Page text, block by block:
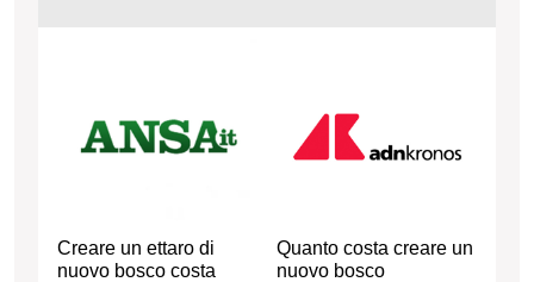
Creare un ettaro di
nuovo bosco costa
Quanto costa creare un
nuovo bosco